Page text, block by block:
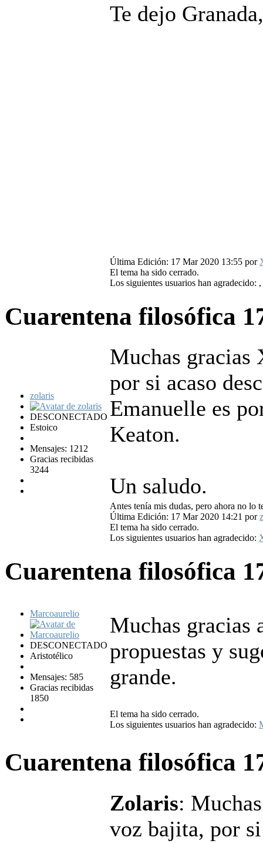
Te dejo
Última Edición: 17 Mar 2020 13:55 por
El tema ha sido cerrado.
Los siguientes usuarios han agradecido: ,
Cuarentena filosófica
zolaris
DESCONECTADO
Estoico
Mensajes: 1212
Gracias recibidas
3244
Muchas gracias
por si acaso
Emanuelle es
Keaton.
Un saludo.
Antes tenía mis dudas, pero ahora no lo
Última Edición: 17 Mar 2020 14:21 por
El tema ha sido cerrado.
Los siguientes usuarios han agradecido:
Cuarentena filosófica
Marcoaurelio
DESCONECTADO
Aristotélico
Mensajes: 585
Gracias recibidas
1850
Muchas gracias
propuestas y
grande.
El tema ha sido cerrado.
Los siguientes usuarios han agradecido:
Cuarentena filosófica
Zolaris:
voz bajita, por